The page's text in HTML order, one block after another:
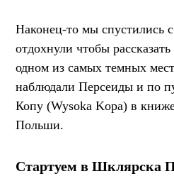
Наконец-то мы спустились
отдохнули чтобы
одном из самых темных
наблюдали Персеиды и по
Копу (Wysoka Kopa) в
Польши.
Стартуем в Шклярска